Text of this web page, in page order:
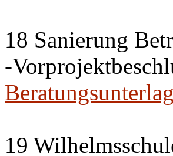
18 Sanierung
-
19